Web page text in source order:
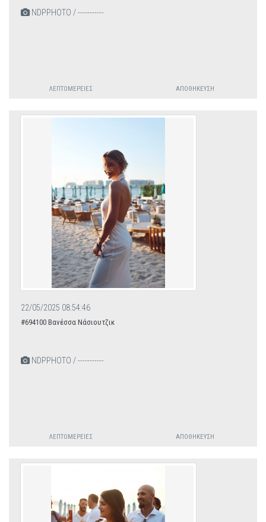
NDPPHOTO / -----------
ΛΕΠΤΟΜΈΡΕΙΕΣ ΑΠΟΘΉΚΕΥΣΗ
22/05/2025 08:54:46
#694100 Βανέσσα Νάσιουτζικ
NDPPHOTO / -----------
ΛΕΠΤΟΜΈΡΕΙΕΣ ΑΠΟΘΉΚΕΥΣΗ